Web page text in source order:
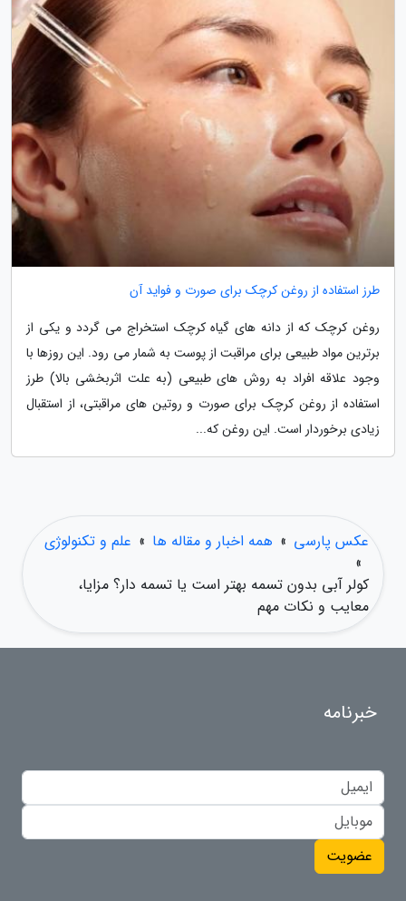
طرز استفاده از روغن کرچک برای صورت و فواید آن
روغن کرچک که از دانه های گیاه کرچک استخراج می گردد و یکی از
برترین مواد طبیعی برای مراقبت از پوست به شمار می رود. این روزها با
وجود علاقه افراد به روش های طبیعی (به علت اثربخشی بالا) طرز
استفاده از روغن کرچک برای صورت و روتین های مراقبتی، از استقبال
زیادی برخوردار است. این روغن که...
عکس پارسی » همه اخبار و مقاله ها » علم و تکنولوژی
»
کولر آبی بدون تسمه بهتر است یا تسمه دار؟ مزایا،
معایب و نکات مهم
خبرنامه
عضویت